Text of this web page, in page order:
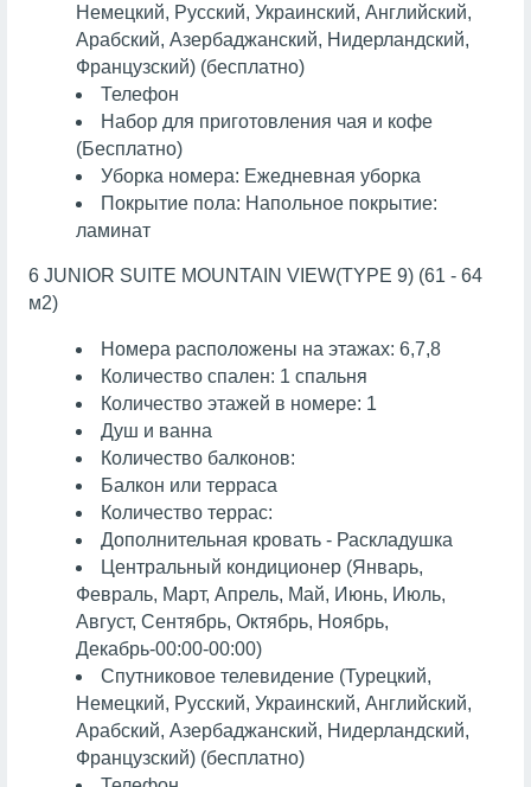
Немецкий, Русский, Украинский, Английский,
Арабский, Азербаджанский, Нидерландский,
Французский) (бесплатно)
Телефон
Набор для приготовления чая и кофе
(Бесплатно)
Уборка номера: Ежедневная уборка
Покрытие пола: Напольное покрытие:
ламинат
6 JUNIOR SUITE MOUNTAIN VIEW(TYPE 9) (61 - 64
м2)
Номера расположены на этажах: 6,7,8
Количество спален: 1 спальня
Количество этажей в номере: 1
Душ и ванна
Количество балконов:
Балкон или терраса
Количество террас:
Дополнительная кровать - Раскладушка
Центральный кондиционер (Январь,
Февраль, Март, Апрель, Май, Июнь, Июль,
Август, Сентябрь, Октябрь, Ноябрь,
Декабрь-00:00-00:00)
Спутниковое телевидение (Турецкий,
Немецкий, Русский, Украинский, Английский,
Арабский, Азербаджанский, Нидерландский,
Французский) (бесплатно)